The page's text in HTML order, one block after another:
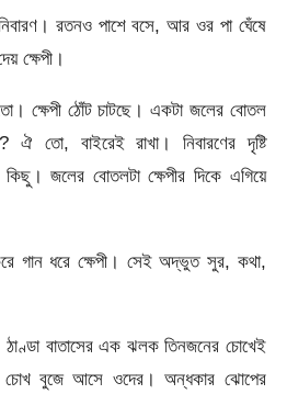
রতনও পাশে বসে, আর ওর পা ঘেঁষে
ক্ষেপী।
ক্ষেপী ঠোঁট চাটছে। একটা জলের বোতল
ঐ তো, বাইরেই রাখা। নিবারণের দৃষ্টি
জলের বোতলটা ক্ষেপীর দিকে এগিয়ে
গান ধরে ক্ষেপী। সেই অদ্ভুত সুর, কথা,
বাতাসের এক ঝলক তিনজনের চোখেই
বুজে আসে ওদের। অন্ধকার ঝোপের